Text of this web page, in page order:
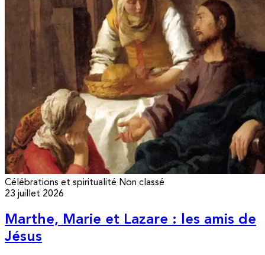
Célébrations et spiritualité Non classé
23 juillet 2026
Marthe, Marie et Lazare : les amis de
Jésus